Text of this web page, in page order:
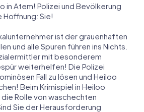
in Atem! Polizei und Bevölkerung
Sie!
ist der grauenhaften
und alle Spuren führen ins Nichts.
mit besonderem
weiterhelfen! Die Polizei
Fall zu lösen und Heiloo
Beim Krimispiel in Heiloo
Rolle von waschechten
Sie der Herausforderung